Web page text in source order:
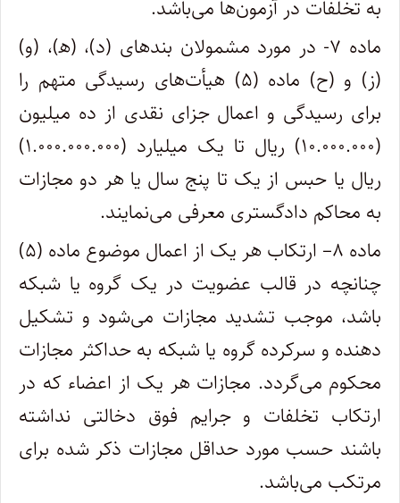
به تخلفات در آزمون‌ها می‌باشد.
ماده ۷- در مورد مشمولان بندهای (د)، (ه‍)، (و)
(ز) و (ح) ماده (۵) هیأت‌های رسیدگی متهم را
برای رسیدگی و اعمال جزای نقدی از ده میلیون
(۱۰.۰۰۰.۰۰۰) ریال تا یک میلیارد (۱.۰۰۰.۰۰۰.۰۰۰)
ریال یا حبس از یک تا پنج سال یا هر دو مجازات
به محاکم دادگستری معرفی می‌نمایند.
ماده ۸– ارتکاب هر یک از اعمال موضوع ماده (۵)
چنانچه در قالب عضویت در یک گروه یا شبکه
باشد، موجب تشدید مجازات می‌شود و تشکیل
دهنده و سرکرده گروه یا شبکه به حداکثر مجازات
محکوم می‌گردد. مجازات هر یک از اعضاء که در
ارتکاب تخلفات و جرایم فوق دخالتی نداشته
باشند حسب مورد حداقل مجازات ذکر شده برای
مرتکب می‌باشد.